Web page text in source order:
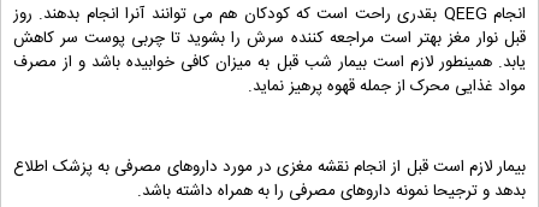
انجام QEEG بقدری راحت است که کودکان هم می توانند آنرا انجام بدهند. روز
قبل نوار مغز بهتر است مراجعه کننده سرش را بشوید تا چربی پوست سر کاهش
یابد. همینطور لازم است بیمار شب قبل به میزان کافی خوابیده باشد و از مصرف
مواد غذایی محرک از جمله قهوه پرهیز نماید.
بیمار لازم است قبل از انجام نقشه مغزی در مورد داروهای مصرفی به پزشک اطلاع
بدهد و ترجیحا نمونه داروهای مصرفی را به همراه داشته باشد.